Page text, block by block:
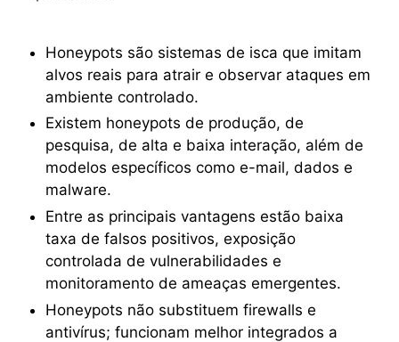
Honeypots são sistemas de isca que imitam
alvos reais para atrair e observar ataques em
ambiente controlado.
Existem honeypots de produção, de
pesquisa, de alta e baixa interação, além de
modelos específicos como e-mail, dados e
malware.
Entre as principais vantagens estão baixa
taxa de falsos positivos, exposição
controlada de vulnerabilidades e
monitoramento de ameaças emergentes.
Honeypots não substituem firewalls e
antivírus; funcionam melhor integrados a